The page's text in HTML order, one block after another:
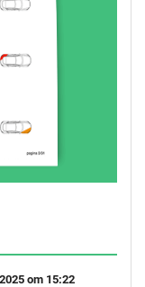
om 15:22